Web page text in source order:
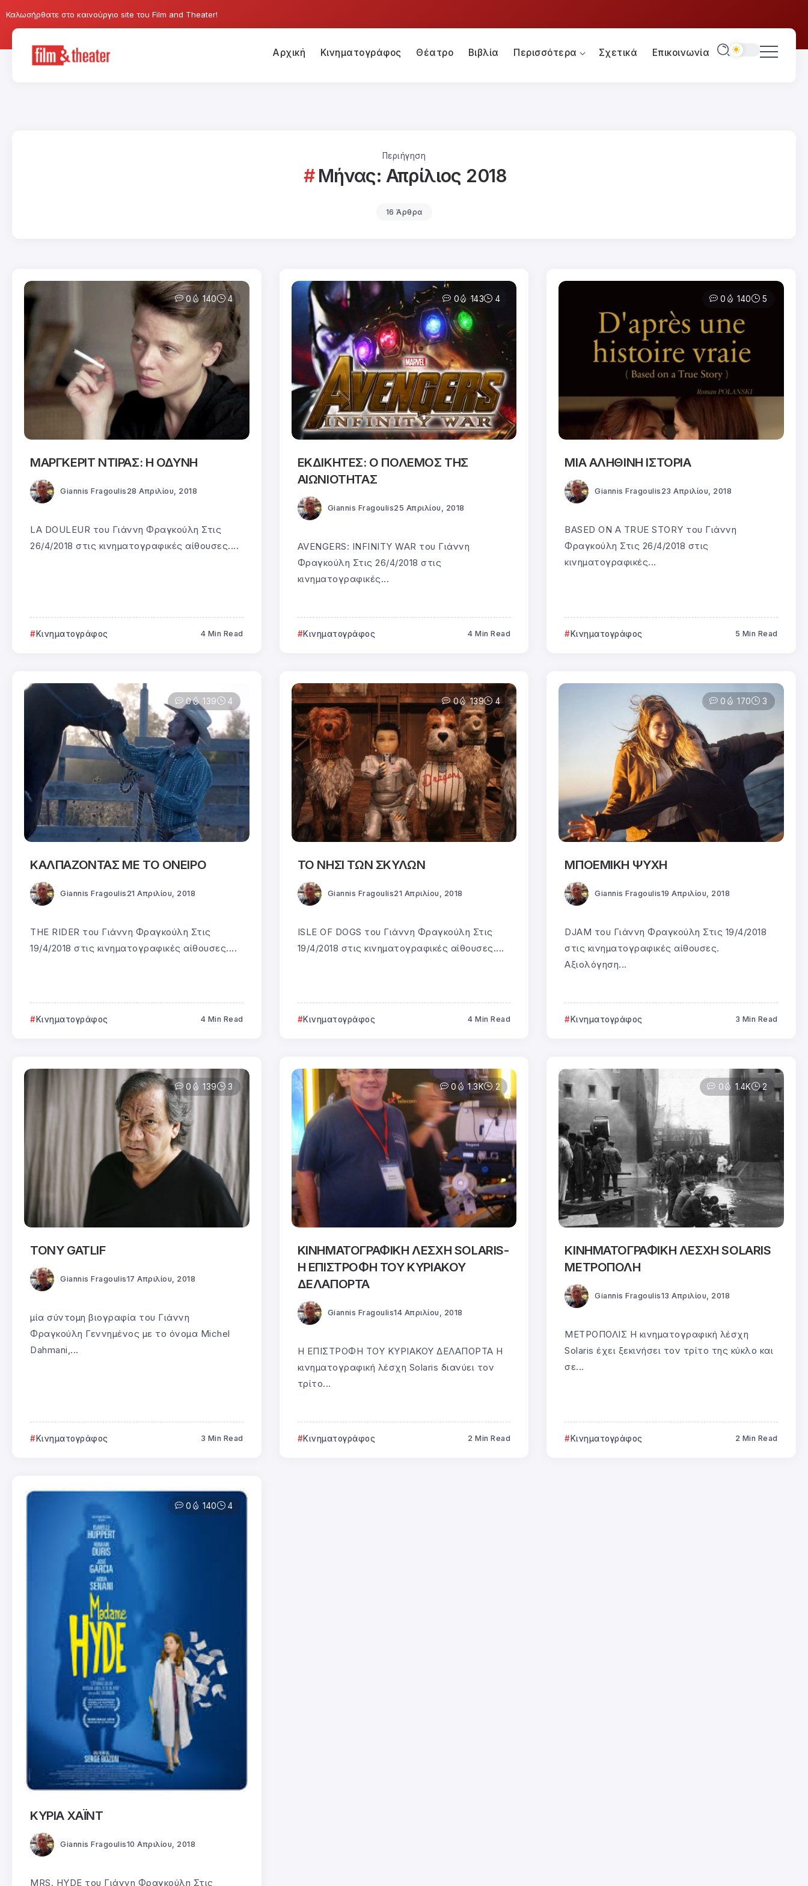
Καλωσήρθατε στο καινούργιο site του Film and Theater!
Αρχική Κινηματογράφος Θέατρο Βιβλία Περισσότερα Σχετικά Επικοινωνία
Περιήγηση
Μήνας: Απρίλιος 2018
16 Άρθρα
0 140 4
ΜΑΡΓΚΕΡΙΤ ΝΤΙΡΑΣ: Η ΟΔΥΝΗ
Giannis Fragoulis 28 Απριλίου, 2018
LA DOULEUR του Γιάννη Φραγκούλη Στις
26/4/2018 στις κινηματογραφικές αίθουσες....
Κινηματογράφος 4 Min Read
0 143 4
ΕΚΔΙΚΗΤΕΣ: Ο ΠΟΛΕΜΟΣ ΤΗΣ
ΑΙΩΝΙΟΤΗΤΑΣ
Giannis Fragoulis25 Απριλίου, 2018
AVENGERS: INFINITY WAR του Γιάννη
Φραγκούλη Στις 26/4/2018 στις
κινηματογραφικές...
Κινηματογράφος 4 Min Read
0 140 5
ΜΙΑ ΑΛΗΘΙΝΗ ΙΣΤΟΡΙΑ
Giannis Fragoulis 23 Απριλίου, 2018
BASED ON A TRUE STORY του Γιάννη
Φραγκούλη Στις 26/4/2018 στις
κινηματογραφικές...
Κινηματογράφος 5 Min Read
0 139 4
ΚΑΛΠΑΖΟΝΤΑΣ ΜΕ ΤΟ ΟΝΕΙΡΟ
Giannis Fragoulis 21 Απριλίου, 2018
THE RIDER του Γιάννη Φραγκούλη Στις
19/4/2018 στις κινηματογραφικές αίθουσες....
Κινηματογράφος 4 Min Read
0 139 4
ΤΟ ΝΗΣΙ ΤΩΝ ΣΚΥΛΩΝ
Giannis Fragoulis21 Απριλίου, 2018
ISLE OF DOGS του Γιάννη Φραγκούλη Στις
19/4/2018 στις κινηματογραφικές αίθουσες....
Κινηματογράφος 4 Min Read
0 170 3
ΜΠΟΕΜΙΚΗ ΨΥΧΗ
Giannis Fragoulis19 Απριλίου, 2018
DJAM του Γιάννη Φραγκούλη Στις 19/4/2018
στις κινηματογραφικές αίθουσες.
Αξιολόγηση...
Κινηματογράφος 3 Min Read
0 139 3
TONY GATLIF
Giannis Fragoulis17 Απριλίου, 2018
μία σύντομη βιογραφία του Γιάννη
Φραγκούλη Γεννημένος με το όνομα Michel
Dahmani,...
Κινηματογράφος 3 Min Read
0 1.3K 2
ΚΙΝΗΜΑΤΟΓΡΑΦΙΚΗ ΛΕΣΧΗ SOLARIS-
Η ΕΠΙΣΤΡΟΦΗ ΤΟΥ ΚΥΡΙΑΚΟΥ
ΔΕΛΑΠΟΡΤΑ
Giannis Fragoulis14 Απριλίου, 2018
Η ΕΠΙΣΤΡΟΦΗ ΤΟΥ ΚΥΡΙΑΚΟΥ ΔΕΛΑΠΟΡΤΑ Η
κινηματογραφική λέσχη Solaris διανύει τον
τρίτο...
Κινηματογράφος 2 Min Read
0 1.4K 2
ΚΙΝΗΜΑΤΟΓΡΑΦΙΚΗ ΛΕΣΧΗ SOLARIS
ΜΕΤΡΟΠΟΛΗ
Giannis Fragoulis13 Απριλίου, 2018
ΜΕΤΡΟΠΟΛΙΣ Η κινηματογραφική λέσχη
Solaris έχει ξεκινήσει τον τρίτο της κύκλο και
σε...
Κινηματογράφος 2 Min Read
0 140 4
ΚΥΡΙΑ ΧΑΪΝΤ
Giannis Fragoulis10 Απριλίου, 2018
MRS. HYDE του Γιάννη Φραγκούλη Στις